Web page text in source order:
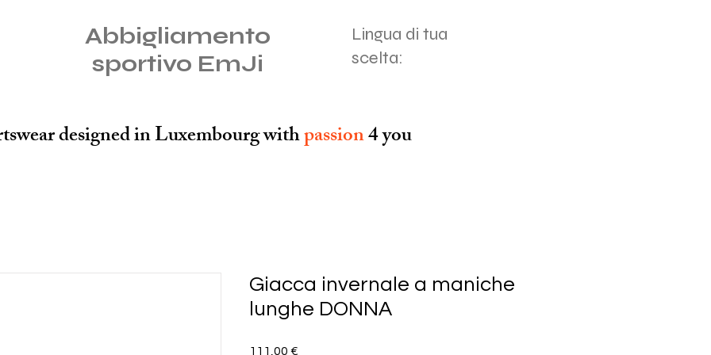
Abbigliamento
sportivo EmJi
Lingua di tua
scelta:
designed in Luxembourg withpassion4 you
Giacca invernale a maniche
lunghe DONNA
111,00 €